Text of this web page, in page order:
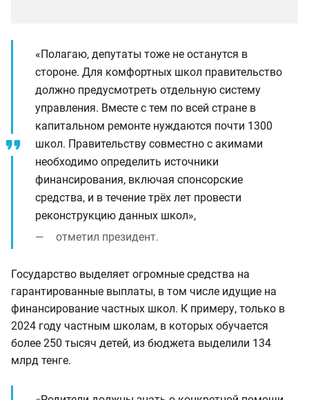
«Полагаю, депутаты тоже не останутся в
стороне. Для комфортных школ правительство
должно предусмотреть отдельную систему
управления. Вместе с тем по всей стране в
капитальном ремонте нуждаются почти 1300
школ. Правительству совместно с акимами
необходимо определить источники
финансирования, включая спонсорские
средства, и в течение трёх лет провести
реконструкцию данных школ»,
отметил президент.
Государство выделяет огромные средства на
гарантированные выплаты, в том числе идущие на
финансирование частных школ. К примеру, только в
2024 году частным школам, в которых обучается
более 250 тысяч детей, из бюджета выделили 134
млрд тенге.